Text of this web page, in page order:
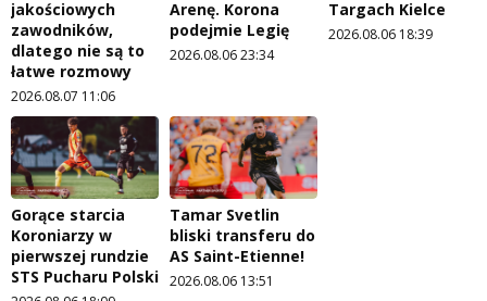
jakościowych
zawodników,
dlatego nie są to
łatwe rozmowy
2026.08.07 11:06
Arenę. Korona
podejmie Legię
2026.08.06 23:34
Targach Kielce
2026.08.06 18:39
Gorące starcia
Koroniarzy w
pierwszej rundzie
STS Pucharu Polski
Tamar Svetlin
bliski transferu do
AS Saint-Etienne!
2026.08.06 13:51